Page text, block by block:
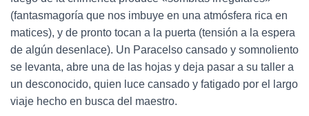
(fantasmagoría que nos imbuye en una atmósfera rica en
matices), y de pronto tocan a la puerta (tensión a la espera
de algún desenlace). Un Paracelso cansado y somnoliento
se levanta, abre una de las hojas y deja pasar a su taller a
un desconocido, quien luce cansado y fatigado por el largo
viaje hecho en busca del maestro.